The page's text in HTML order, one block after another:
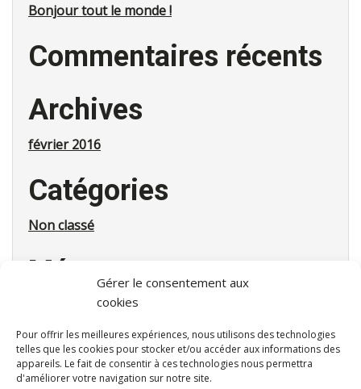
Gérer le consentement aux
cookies
Pour offrir les meilleures expériences, nous utilisons des technologies
telles que les cookies pour stocker et/ou accéder aux informations des
appareils. Le fait de consentir à ces technologies nous permettra
d'améliorer votre navigation sur notre site.
Bonjour tout le monde !
Commentaires récents
Archives
février 2016
Catégories
Non classé
Méta
Flux des commentaires
Site de WordPress-FR